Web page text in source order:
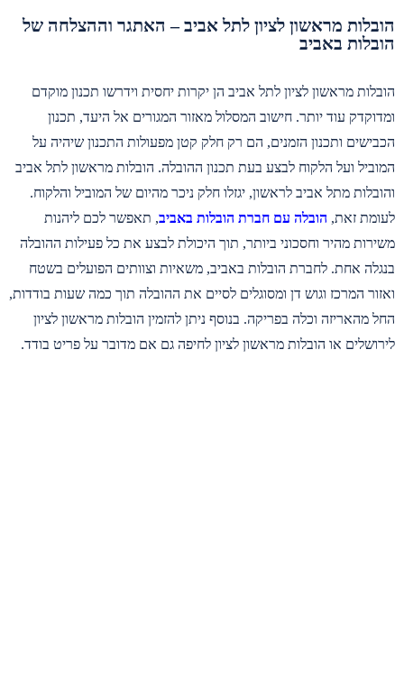
הובלות מראשון לציון לתל אביב – האתגר וההצלחה של
הובלות באביב
הובלות מראשון לציון לתל אביב הן יקרות יחסית וידרשו תכנון מוקדם
ומדוקדק עוד יותר. חישוב המסלול מאזור המגורים אל היעד, תכנון
הכבישים ותכנון הזמנים, הם רק חלק קטן מפעולות התכנון שיהיה על
המוביל ועל הלקוח לבצע בעת תכנון ההובלה. הובלות מראשון לתל אביב
והובלות מתל אביב לראשון, יגזלו חלק ניכר מהיום של המוביל והלקוח.
לעומת זאת, הובלה עם חברת הובלות באביב, תאפשר לכם ליהנות
משירות מהיר וחסכוני ביותר, תוך היכולת לבצע את כל פעילות ההובלה
בנגלה אחת. לחברת הובלות באביב, משאיות וצוותים הפועלים בשטח
ואזור המרכז וגוש דן ומסוגלים לסיים את ההובלה תוך כמה שעות בודדות,
החל מהאריזה וכלה בפריקה. בנוסף ניתן להזמין הובלות מראשון לציון
לירושלים או הובלות מראשון לציון לחיפה גם אם מדובר על פריט בודד.